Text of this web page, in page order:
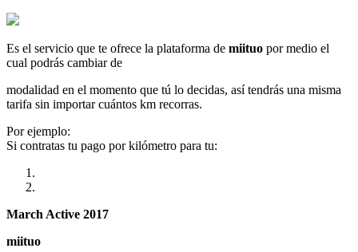
Es el servicio que te ofrece la plataforma de miituo por medio el
cual podrás cambiar de
modalidad en el momento que tú lo decidas, así tendrás una misma
tarifa sin importar cuántos km recorras.
Por ejemplo:
Si contratas tu pago por kilómetro para tu:
March Active 2017
miituo